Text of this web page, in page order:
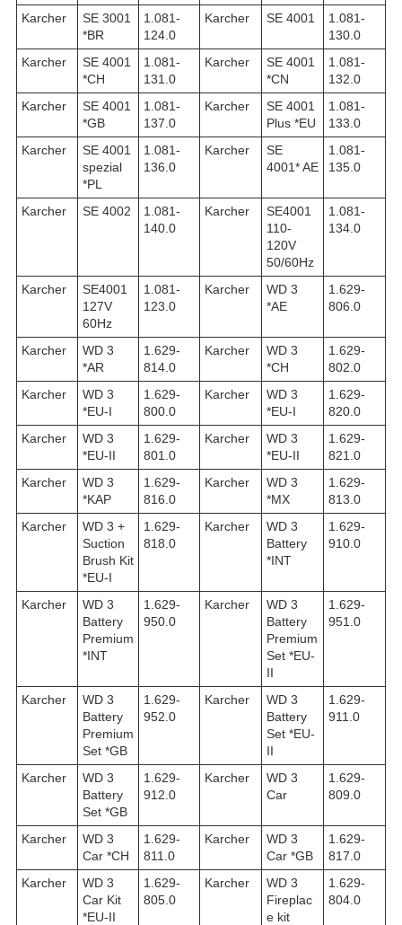
Karcher
SE 3001
*BR
1.081-
124.0
Karcher SE 4001
1.081-
130.0
Karcher
SE 4001
*CH
1.081-
131.0
Karcher
SE 4001
*CN
1.081-
132.0
Karcher
SE 4001
*GB
1.081-
137.0
Karcher
SE 4001
Plus *EU
1.081-
133.0
Karcher
SE 4001
spezial
*PL
1.081-
136.0
Karcher
SE
4001* AE
1.081-
135.0
Karcher SE 4002
1.081-
140.0
Karcher
SE4001
110-
120V
50/60Hz
1.081-
134.0
Karcher
SE4001
127V
60Hz
1.081-
123.0
Karcher
WD 3
*AE
1.629-
806.0
Karcher
WD 3
*AR
1.629-
814.0
Karcher
WD 3
*CH
1.629-
802.0
Karcher
WD 3
*EU-I
1.629-
800.0
Karcher
WD 3
*EU-I
1.629-
820.0
Karcher
WD 3
*EU-II
1.629-
801.0
Karcher
WD 3
*EU-II
1.629-
821.0
Karcher
WD 3
*KAP
1.629-
816.0
Karcher
WD 3
*MX
1.629-
813.0
Karcher
WD 3 +
Suction
Brush Kit
*EU-I
1.629-
818.0
Karcher
WD 3
Battery
*INT
1.629-
910.0
Karcher
WD 3
Battery
Premium
*INT
1.629-
950.0
Karcher
WD 3
Battery
Premium
Set *EU-
II
1.629-
951.0
Karcher
WD 3
Battery
Premium
Set *GB
1.629-
952.0
Karcher
WD 3
Battery
Set *EU-
II
1.629-
911.0
Karcher
WD 3
Battery
Set *GB
1.629-
912.0
Karcher
WD 3
Car
1.629-
809.0
Karcher
WD 3
Car *CH
1.629-
811.0
Karcher
WD 3
Car *GB
1.629-
817.0
Karcher
WD 3
Car Kit
*EU-II
1.629-
805.0
Karcher
WD 3
Fireplac
e kit
1.629-
804.0